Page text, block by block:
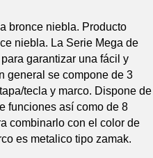
bronce niebla. Producto
niebla. La Serie Mega de
garantizar una fácil y
general se compone de 3
tecla y marco. Dispone de
funciones así como de 8
combinarlo con el color de
es metalico tipo zamak.